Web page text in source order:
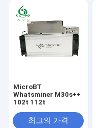
MicroBT
Whatsminer M30s++
102t 112t
최고의 가격